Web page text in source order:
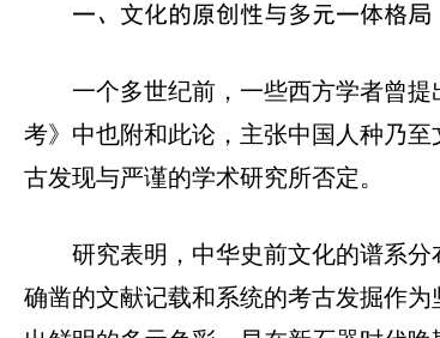
一、文化的原创性与多元一体格局
一个多世纪前，一些西方学者曾
考》中也附和此论，主张中国人种乃
古发现与严谨的学术研究所否定。
研究表明，中华史前文化的谱系
确凿的文献记载和系统的考古发掘作